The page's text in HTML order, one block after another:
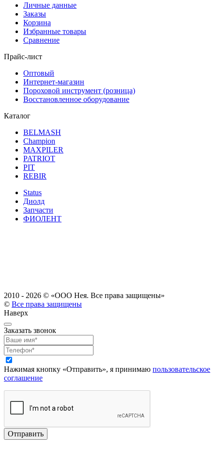
Личные данные
Заказы
Корзина
Избранные товары
Сравнение
Прайс-лист
Оптовый
Интернет-магазин
Пороховой инструмент (розница)
Восстановленное оборудование
Каталог
BELMASH
Champion
MAXPILER
PATRIOT
PIT
REBIR
Status
Диолд
Запчасти
ФИОЛЕНТ
2010 - 2026 © «ООО Нея. Все права защищены»
© Все права защищены
Наверх
Заказать звонок
Нажимая кнопку «Отправить», я принимаю пользовательское
соглашение